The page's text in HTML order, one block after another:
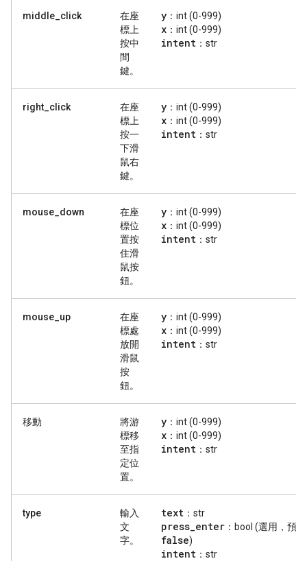
middle_click
在座
標上
按中
間
鍵。
y ：int (0-999)
x ：int (0-999)
intent ：str
right_click
在座
標上
按一
下滑
鼠右
鍵。
y ：int (0-999)
x ：int (0-999)
intent ：str
mouse_down
在座
標位
置按
住滑
鼠按
鈕。
y ：int (0-999)
x ：int (0-999)
intent ：str
mouse_up
在座
標處
放開
滑鼠
按
鈕。
y ：int (0-999)
x ：int (0-999)
intent ：str
移動
將游
標移
至指
定位
置。
y ：int (0-999)
x ：int (0-999)
intent ：str
type
輸入
文
字。
text ：str
press_enter ：bool (選用，預
false)
intent ：str